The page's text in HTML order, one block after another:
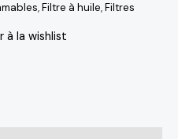
,Filtre à huile,Filtres
à la wishlist